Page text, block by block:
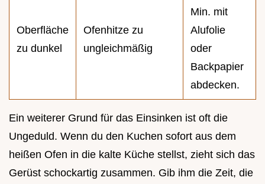
Oberfläche
zu dunkel
Ofenhitze zu
ungleichmäßig
Min. mit
Alufolie
oder
Backpapier
abdecken.
Ein weiterer Grund für das Einsinken ist oft die
Ungeduld. Wenn du den Kuchen sofort aus dem
heißen Ofen in die kalte Küche stellst, zieht sich das
Gerüst schockartig zusammen. Gib ihm die Zeit, die